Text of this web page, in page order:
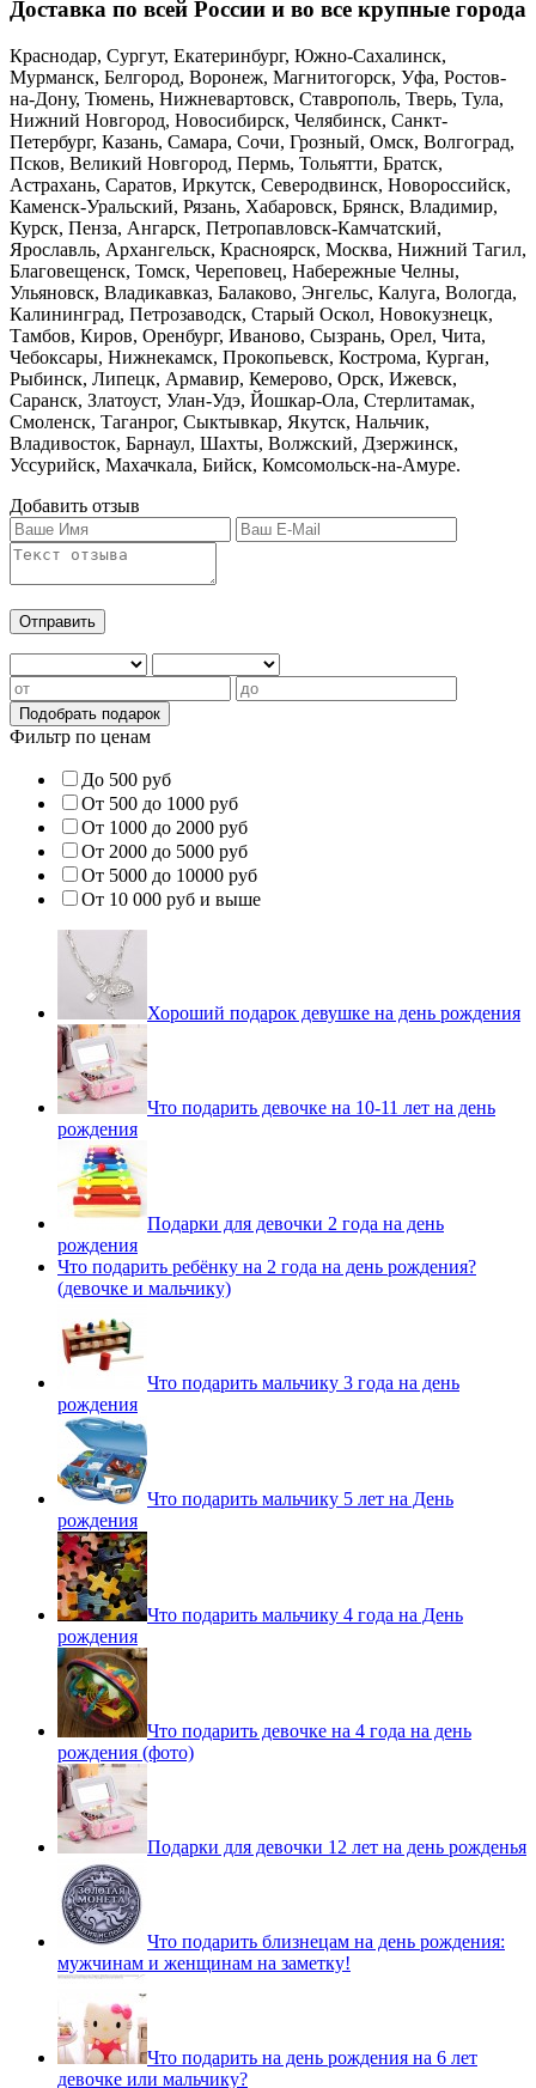
Доставка по всей России и во все крупные города
Краснодар, Сургут, Екатеринбург, Южно-Сахалинск,
Мурманск, Белгород, Воронеж, Магнитогорск, Уфа, Ростов-
на-Дону, Тюмень, Нижневартовск, Ставрополь, Тверь, Тула,
Нижний Новгород, Новосибирск, Челябинск, Санкт-
Петербург, Казань, Самара, Сочи, Грозный, Омск, Волгоград,
Псков, Великий Новгород, Пермь, Тольятти, Братск,
Астрахань, Саратов, Иркутск, Северодвинск, Новороссийск,
Каменск-Уральский, Рязань, Хабаровск, Брянск, Владимир,
Курск, Пенза, Ангарск, Петропавловск-Камчатский,
Ярославль, Архангельск, Красноярск, Москва, Нижний Тагил,
Благовещенск, Томск, Череповец, Набережные Челны,
Ульяновск, Владикавказ, Балаково, Энгельс, Калуга, Вологда,
Калининград, Петрозаводск, Старый Оскол, Новокузнецк,
Тамбов, Киров, Оренбург, Иваново, Сызрань, Орел, Чита,
Чебоксары, Нижнекамск, Прокопьевск, Кострома, Курган,
Рыбинск, Липецк, Армавир, Кемерово, Орск, Ижевск,
Саранск, Златоуст, Улан-Удэ, Йошкар-Ола, Стерлитамак,
Смоленск, Таганрог, Сыктывкар, Якутск, Нальчик,
Владивосток, Барнаул, Шахты, Волжский, Дзержинск,
Уссурийск, Махачкала, Бийск, Комсомольск-на-Амуре.
Добавить отзыв
Фильтр по ценам
До 500 руб
От 500 до 1000 руб
От 1000 до 2000 руб
От 2000 до 5000 руб
От 5000 до 10000 руб
От 10 000 руб и выше
Хороший подарок девушке на день рождения
Что подарить девочке на 10-11 лет на день
рождения
Подарки для девочки 2 года на день
рождения
Что подарить ребёнку на 2 года на день рождения?
(девочке и мальчику)
Что подарить мальчику 3 года на день
рождения
Что подарить мальчику 5 лет на День
рождения
Что подарить мальчику 4 года на День
рождения
Что подарить девочке на 4 года на день
рождения (фото)
Подарки для девочки 12 лет на день рожденья
Что подарить близнецам на день рождения:
мужчинам и женщинам на заметку!
Что подарить на день рождения на 6 лет
девочке или мальчику?